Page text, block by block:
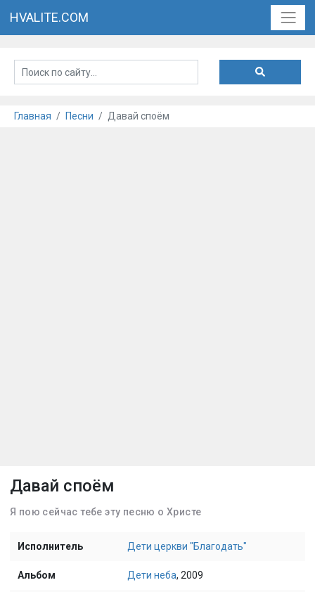
HVALITE.COM
Главная Песни Давай споём
Давай споём
Я пою сейчас тебе эту песню о Христе
Исполнитель Дети церкви "Благодать"
Альбом Дети неба, 2009